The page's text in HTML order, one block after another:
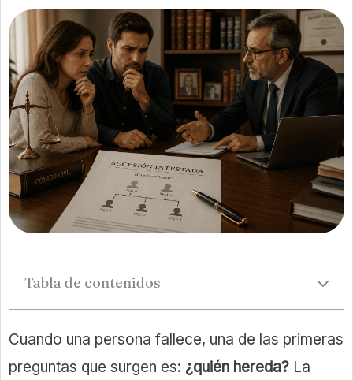
Tabla de contenidos
Cuando una persona fallece, una de las primeras
preguntas que surgen es: ¿quién hereda? La